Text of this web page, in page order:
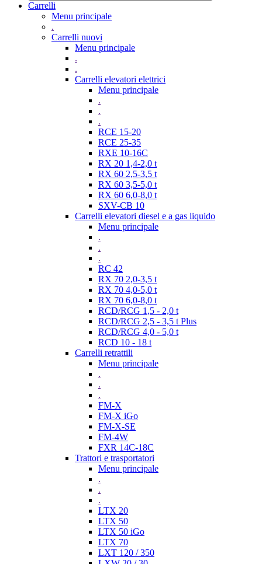
Carrelli
Menu principale
.
Carrelli nuovi
Menu principale
.
.
Carrelli elevatori elettrici
Menu principale
.
.
.
RCE 15-20
RCE 25-35
RXE 10-16C
RX 20 1,4-2,0 t
RX 60 2,5-3,5 t
RX 60 3,5-5,0 t
RX 60 6,0-8,0 t
SXV-CB 10
Carrelli elevatori diesel e a gas liquido
Menu principale
.
.
.
RC 42
RX 70 2,0-3,5 t
RX 70 4,0-5,0 t
RX 70 6,0-8,0 t
RCD/RCG 1,5 - 2,0 t
RCD/RCG 2,5 - 3,5 t Plus
RCD/RCG 4,0 - 5,0 t
RCD 10 - 18 t
Carrelli retrattili
Menu principale
.
.
.
FM-X
FM-X iGo
FM-X-SE
FM-4W
FXR 14C-18C
Trattori e trasportatori
Menu principale
.
.
.
LTX 20
LTX 50
LTX 50 iGo
LTX 70
LXT 120 / 350